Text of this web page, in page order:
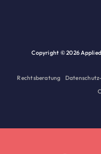
Copyright ©2026
Rechtsberatung